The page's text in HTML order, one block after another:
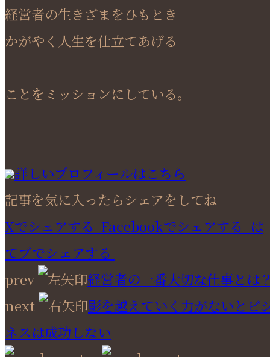
経営者の生きざまをひもとき
かがやく人生を仕立てあげる
ことをミッションにしている。
詳しいプロフィールはこちら
記事を気に入ったらシェアをしてね
Xでシェアする Facebookでシェアする は
てブでシェアする
prev
経営者の一番大切な仕事とは
next
影を越えていく力がないとビ
ネスは成功しない